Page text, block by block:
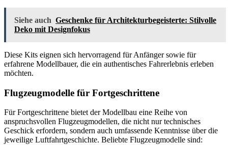
Siehe auch Geschenke für Architekturbegeisterte: Stilvolle
Deko mit Designfokus
Diese Kits eignen sich hervorragend für Anfänger sowie für
erfahrene Modellbauer, die ein authentisches Fahrerlebnis erleben
möchten.
Flugzeugmodelle für Fortgeschrittene
Für Fortgeschrittene bietet der Modellbau eine Reihe von
anspruchsvollen Flugzeugmodellen, die nicht nur technisches
Geschick erfordern, sondern auch umfassende Kenntnisse über die
jeweilige Luftfahrtgeschichte. Beliebte Flugzeugmodelle sind: